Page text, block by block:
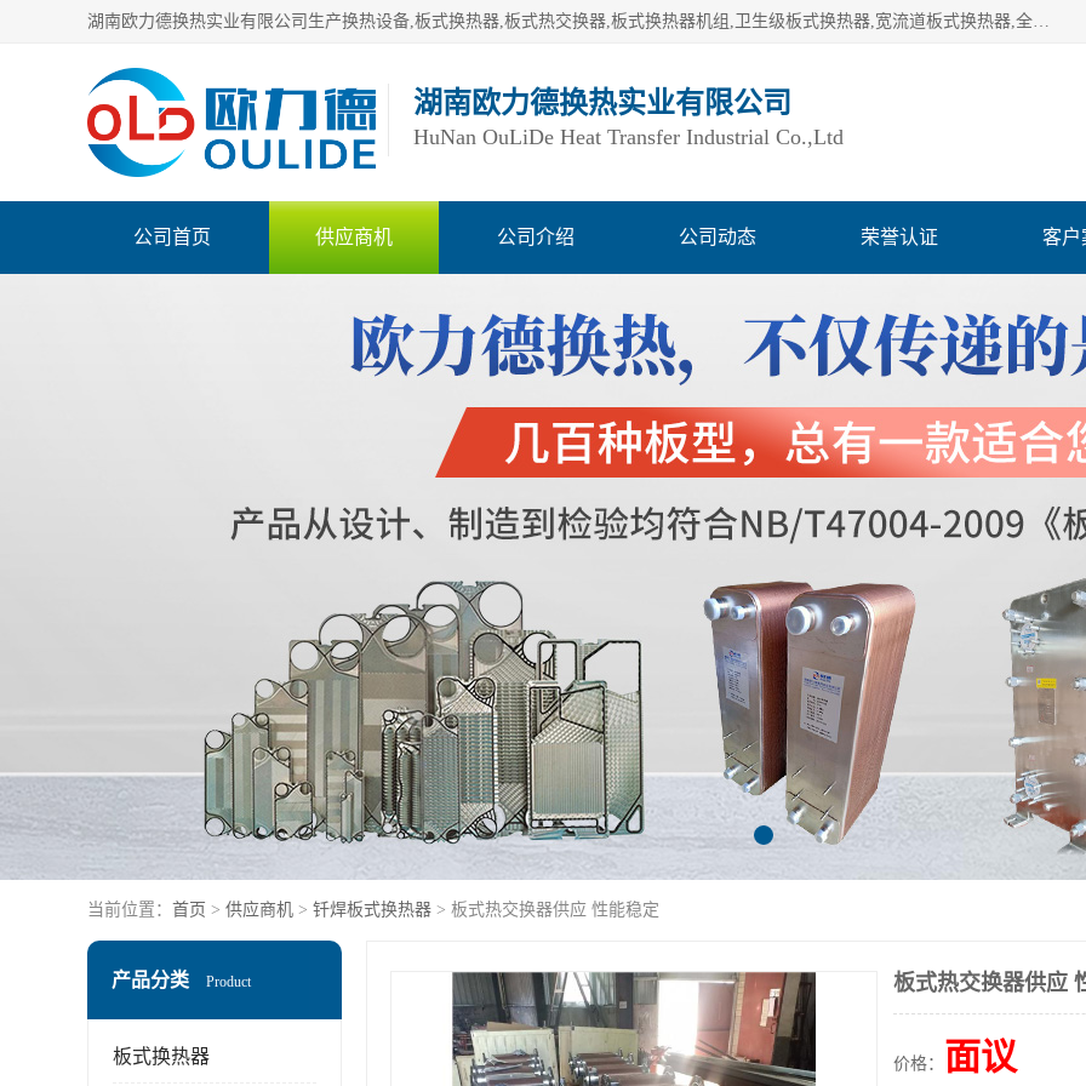
湖南欧力德换热实业有限公司生产换热设备,板式换热器,板式热交换器,板式换热器机组,卫生级板式换热器,宽流道板式换热器,全焊接板式换热器,钎焊板式换热器,钛材板式换热器,容积式换热器,盘管换热,不锈钢水箱,定压补水机组,变频供水机组等,用户覆盖：湖南、湖北、广西、广东、海南、云南、贵州等全国各地。
湖南欧力德换热实业有限公司
HuNan OuLiDe Heat Transfer Industrial Co.,Ltd
公司首页 供应商机 公司介绍 公司动态 荣誉认证 客户
当前位置： 首页 > 供应商机 > 钎焊板式换热器 > 板式热交换器供应 性能稳定
产品分类 Product
板式换热器
板式热交换器供应
价格： 面议